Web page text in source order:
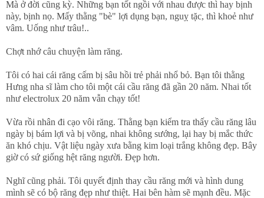
Mà ở đời cũng kỳ. Những bạn tốt ngồi với nhau được thì hay bịnh
này, bịnh nọ. Mấy thằng "bè" lợi dụng bạn, nguỵ tặc, thì khoẻ như
vâm. Uống như trâu!..
Chợt nhớ câu chuyện làm răng.
Tôi có hai cái răng cấm bị sâu hồi trẻ phải nhổ bỏ. Bạn tôi thằng
Hưng nha sĩ làm cho tôi một cái cầu răng đã gần 20 năm. Nhai tốt
như electrolux 20 năm vẫn chạy tốt!
Vừa rồi nhân đi cạo vôi răng. Thằng bạn kiểm tra thấy cầu răng lâu
ngày bị bám lợi và bị võng, nhai không sướng, lại hay bị mắc thức
ăn khó chịu. Vật liệu ngày xưa bằng kim loại trắng không đẹp. Bây
giờ có sứ giống hệt răng người. Đẹp hơn.
Nghĩ cũng phải. Tôi quyết định thay cầu răng mới và hình dung
mình sẽ có bộ răng đẹp như thiệt. Hai bên hàm sẽ mạnh đều. Mặc